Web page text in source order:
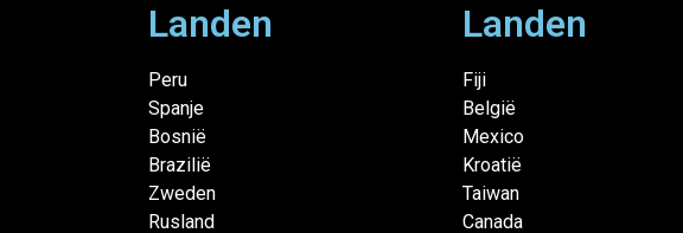
Landen
Peru
Spanje
Bosnië
Brazilië
Zweden
Rusland
Landen
Fiji
België
Mexico
Kroatië
Taiwan
Canada